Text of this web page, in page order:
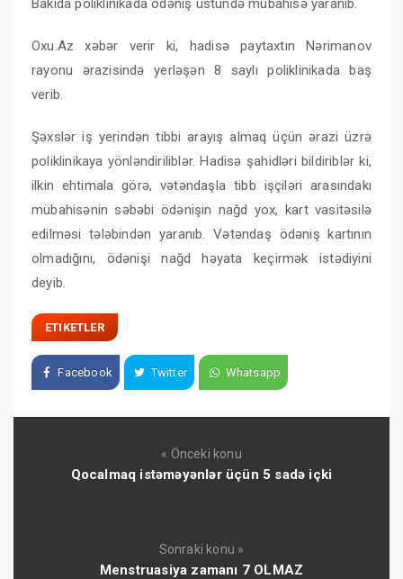
Bakıda poliklinikada ödəniş üstündə mübahisə yaranıb.
Oxu.Az xəbər verir ki, hadisə paytaxtın Nərimanov
rayonu ərazisində yerləşən 8 saylı poliklinikada baş
verib.
Şəxslər iş yerindən tibbi arayış almaq üçün ərazi üzrə
poliklinikaya yönləndiriliblər. Hadisə şahidləri bildiriblər ki,
ilkin ehtimala görə, vətəndaşla tibb işçiləri arasındakı
mübahisənin səbəbi ödənişin nağd yox, kart vasitəsilə
edilməsi tələbindən yaranıb. Vətəndaş ödəniş kartının
olmadığını, ödənişi nağd həyata keçirmək istədiyini
deyib.
ETIKETLER
Facebook Twitter Whatsapp
« Önceki konu
Qocalmaq istəməyənlər üçün 5 sadə içki
Sonraki konu »
Menstruasiya zamanı 7 OLMAZ